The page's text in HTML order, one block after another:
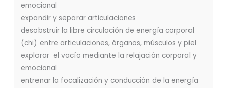
emocional
expandir y separar articulaciones
desobstruir la libre circulación de energía corporal
(chi) entre articulaciones, órganos, músculos y piel
explorar el vacío mediante la relajación corporal y
emocional
entrenar la focalización y conducción de la energía